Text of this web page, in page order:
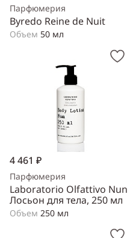
Парфюмерия
Byredo Reine de Nuit
Объем 50 мл
4 461 ₽
Парфюмерия
Laboratorio Olfattivo Nun
Лосьон для тела, 250 мл
Объем 250 мл